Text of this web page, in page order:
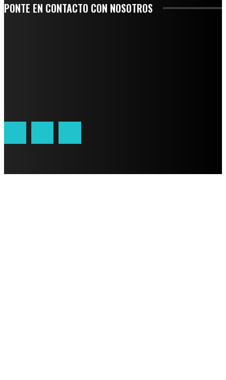
PONTE EN CONTACTO CON NOSOTROS